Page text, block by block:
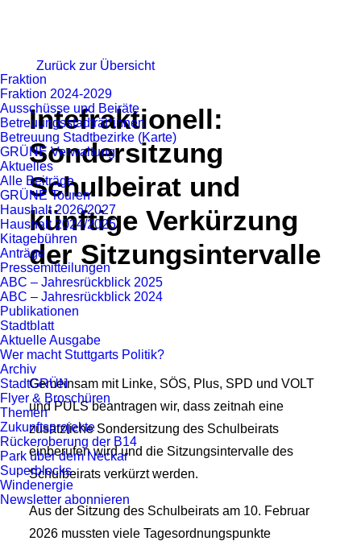
Fraktion
Fraktion 2024-2029
Ausschüsse und Beiräte
Betreuungsstadträt*innen
Betreuung Stadtbezirke (Karte)
GRÜNE Verwaltung
Aktuelles
Alle Beiträge
GRÜNE Touren
Haushalt 2026/2027
Haushalt 2024/2025
Kitagebühren
Anträge
Pressemitteilungen
ABC – Jahresrückblick 2025
ABC – Jahresrückblick 2024
Publikationen
Stadtblatt
Aktuelle Ausgabe
Wer macht Stuttgarts Politik?
Archiv
StadtGRÜN
Flyer & Broschüren
Themen
Zukunftsprojekte
Rückeroberung der B14
Park über dem Neckar
Superblocks
Windenergie
Newsletter abonnieren
Zurück zur Übersicht
Intefraktionell:
Sondersitzung
Schulbeirat und
künftige Verkürzung
der Sitzungsintervalle
Gemeinsam mit Linke, SÖS, Plus, SPD und VOLT
und PULS beantragen wir, dass zeitnah eine
zusätzliche Sondersitzung des Schulbeirats
einberufen wird und die Sitzungsintervalle des
Schulbeirats verkürzt werden.
Aus der Sitzung des Schulbeirats am 10. Februar
2026 mussten viele Tagesordnungspunkte